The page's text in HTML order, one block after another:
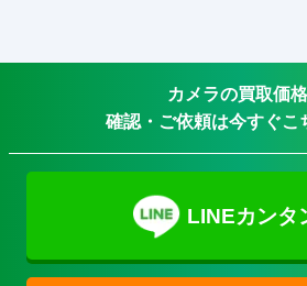
カメラの買取価
確認・ご依頼は今すぐこ
LINEカンタ